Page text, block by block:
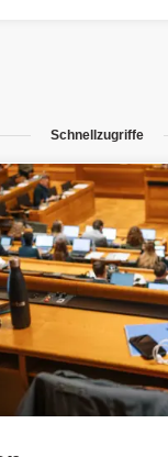
Schnellzugriffe